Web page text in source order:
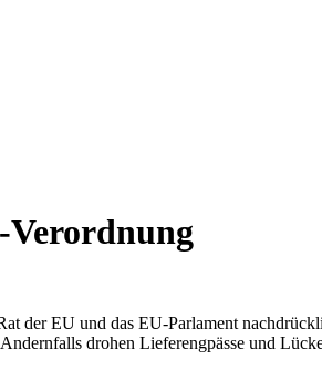
Verordnung
der EU und das EU-Parlament
drohen Lieferengpässe und